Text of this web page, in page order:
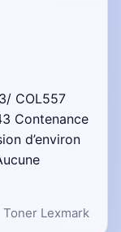
COL557
Contenance
d’environ
Toner Lexmark